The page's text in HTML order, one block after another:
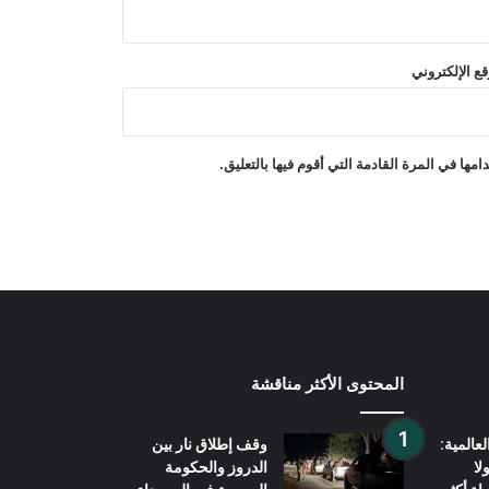
أمريكية ردًا على العقوبات الأمريكية!
بسبب تقريرها عن مخزون الصواريخ
الإلكتروني
في المرة القادمة التي أقوم فيها بالتعليق.
المحتوى الأكثر مناقشة
وقف إطلاق نار بين
الدروز والحكومة